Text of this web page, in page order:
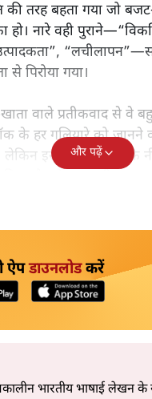
तरह बहता गया जो
नारे वही
पिरोया गया।
वाले प्रतीकवाद से वे
के हर गलियारे को जानने
लेकिन इस आत्मविश्वास के
और दोहराव भरी।
और पढ़ें
ऐपडाउनलोडकरें
भारतीय भाषाई लेखन के